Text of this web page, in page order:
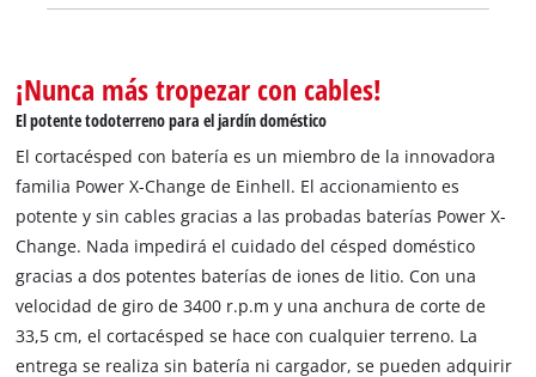
¡Nunca más tropezar con cables!
El potente todoterreno para el jardín doméstico
El cortacésped con batería es un miembro de la innovadora
familia Power X-Change de Einhell. El accionamiento es
potente y sin cables gracias a las probadas baterías Power X-
Change. Nada impedirá el cuidado del césped doméstico
gracias a dos potentes baterías de iones de litio. Con una
velocidad de giro de 3400 r.p.m y una anchura de corte de
33,5 cm, el cortacésped se hace con cualquier terreno. La
entrega se realiza sin batería ni cargador, se pueden adquirir